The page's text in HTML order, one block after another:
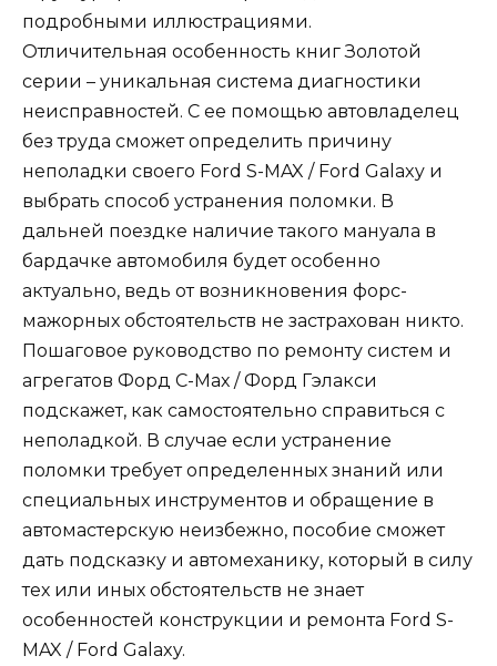
подробными иллюстрациями.
Отличительная особенность книг Золотой
серии – уникальная система диагностики
неисправностей. С ее помощью автовладелец
без труда сможет определить причину
неполадки своего Ford S-MAX / Ford Galaxy и
выбрать способ устранения поломки. В
дальней поездке наличие такого мануала в
бардачке автомобиля будет особенно
актуально, ведь от возникновения форс-
мажорных обстоятельств не застрахован никто.
Пошаговое руководство по ремонту систем и
агрегатов Форд С-Мах / Форд Гэлакси
подскажет, как самостоятельно справиться с
неполадкой. В случае если устранение
поломки требует определенных знаний или
специальных инструментов и обращение в
автомастерскую неизбежно, пособие сможет
дать подсказку и автомеханику, который в силу
тех или иных обстоятельств не знает
особенностей конструкции и ремонта Ford S-
MAX / Ford Galaxy.